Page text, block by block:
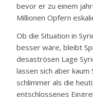
bevor er zu einem
Millionen Opfern
Ob die Situation in
besser wäre, bleibt
desaströsen Lage
lassen sich aber kaum
schlimmer als die
entschlossenes